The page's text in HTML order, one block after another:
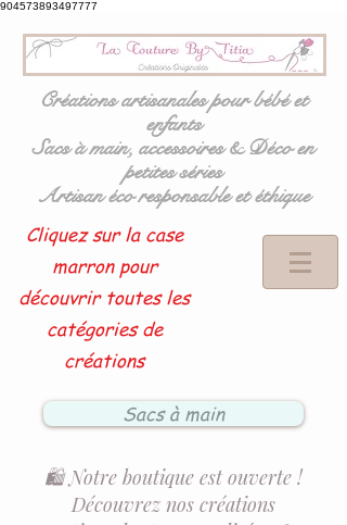
904573893497777
Créations artisanales pour bébé et
enfants
Sacs à main, accessoires & Déco en
petites séries
Artisan éco responsable et éthique
Cliquez sur la case
marron pour
découvrir toutes les
catégories de
créations
Sacs à main
🛍️ Notre boutique est ouverte !
Découvrez nos créations